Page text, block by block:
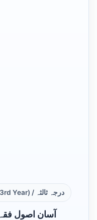
Salesa (3rd Year) / درجہ ثالثہ
Asaan Usool e Fiqh آسان اصول فقہ